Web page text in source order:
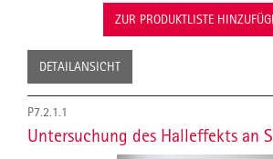
ZUR PRODUKTLISTE
DETAILANSICHT
P7.2.1.1
Untersuchung des Halleffekts an